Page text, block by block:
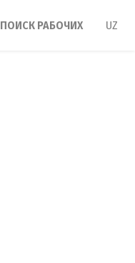
ПОИСК РАБОЧИХ UZ